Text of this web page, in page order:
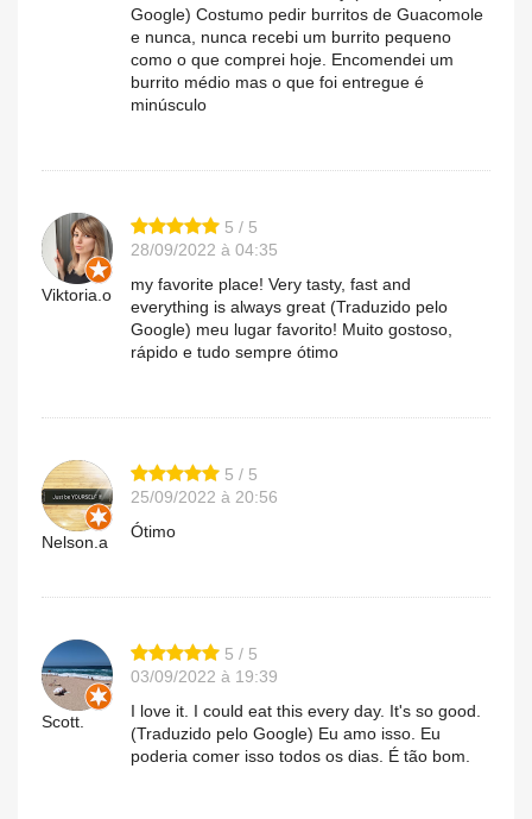
Google) Costumo pedir burritos de Guacomole
e nunca, nunca recebi um burrito pequeno
como o que comprei hoje. Encomendei um
burrito médio mas o que foi entregue é
minúsculo
Viktoria.o
5 / 5
28/09/2022 à 04:35
my favorite place! Very tasty, fast and
everything is always great (Traduzido pelo
Google) meu lugar favorito! Muito gostoso,
rápido e tudo sempre ótimo
Nelson.a
5 / 5
25/09/2022 à 20:56
Ótimo
Scott.
5 / 5
03/09/2022 à 19:39
I love it. I could eat this every day. It's so good.
(Traduzido pelo Google) Eu amo isso. Eu
poderia comer isso todos os dias. É tão bom.